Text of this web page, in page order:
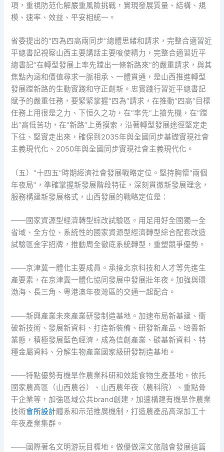
項，重視防范化解嚴重風險挑戰，實現發展質量、結構、規
模、速率、效益、平安相統一。
省委提出的“四為四高兩同步”總體思緒和請求，完整合適習近
平總書記視察山西主要講話主要唆使精力，完整合適習近平
總書記“在轉型發展上率先蹚出一條新路來”的嚴重請求，與其
焦點內涵和價值尋求一脈相承、一體貫通，是山西推進轉型
發展蹚新路的生動實踐和守正創新。忠實踐行習近平總書記
賦予的嚴重任務，要緊緊掌握“四為”請求，在推動“四高”目標
任務上用很是之力、下恒久之功，在“率先”上搶先機，在“蹚
出”高低苦功，在“新路”上勇摸索，沿著轉型發展途徑堅定走
下往、堅實走出來，確保到2035年與全國同步基礎實現社會
主義現代化、2050年與全國同步實現社會主義現代化。
（五）“十四五”時期經濟社會發展戰略定位。堅持胸懷“兩個
年夜局”，準確掌握新發展階段特征，深刻貫徹新發展理念，
服務構建新發展格式，山西發展的戰略定位是：
——國家資源型經濟轉型綜改試驗區。用足用好全國獨一全
省域、全方位、系統性的國家資源型經濟轉型綜合配套改造
試驗區金字招牌，推動周全徹底系統轉型，重塑競爭優勢。
——京津冀一體化主要成員。承接北京科技和人才等先進生
產要素，在京津冀一體化協同發展中發展壯年夜。加強與環
渤海、長三角、粵港澳年夜灣區的交通一起配合。
——新興產業未來產業研發制造基地。加速布局新基建、衝
破新技術、發展新資料、打造新裝備、研發新產品、培養新
業態，積極發展藍色經濟，成為信創產業、碳基新資料、特
種金屬資料、分解生物產業國家級研發制造基地。
——特點優勢有機旱作農業科研和效能食物生產基地。依托
國家農高區（山西農谷）、山西農年夜（農科院）、重點骨
干企業等，加強區域公共brand創建，加速構建有機旱作農業
技術會所設計體系和示范推廣機制，打造農產品高深加工十
年夜產業集群。
——國際著名文明游玩目標地。做優做深文旅融會發展這篇